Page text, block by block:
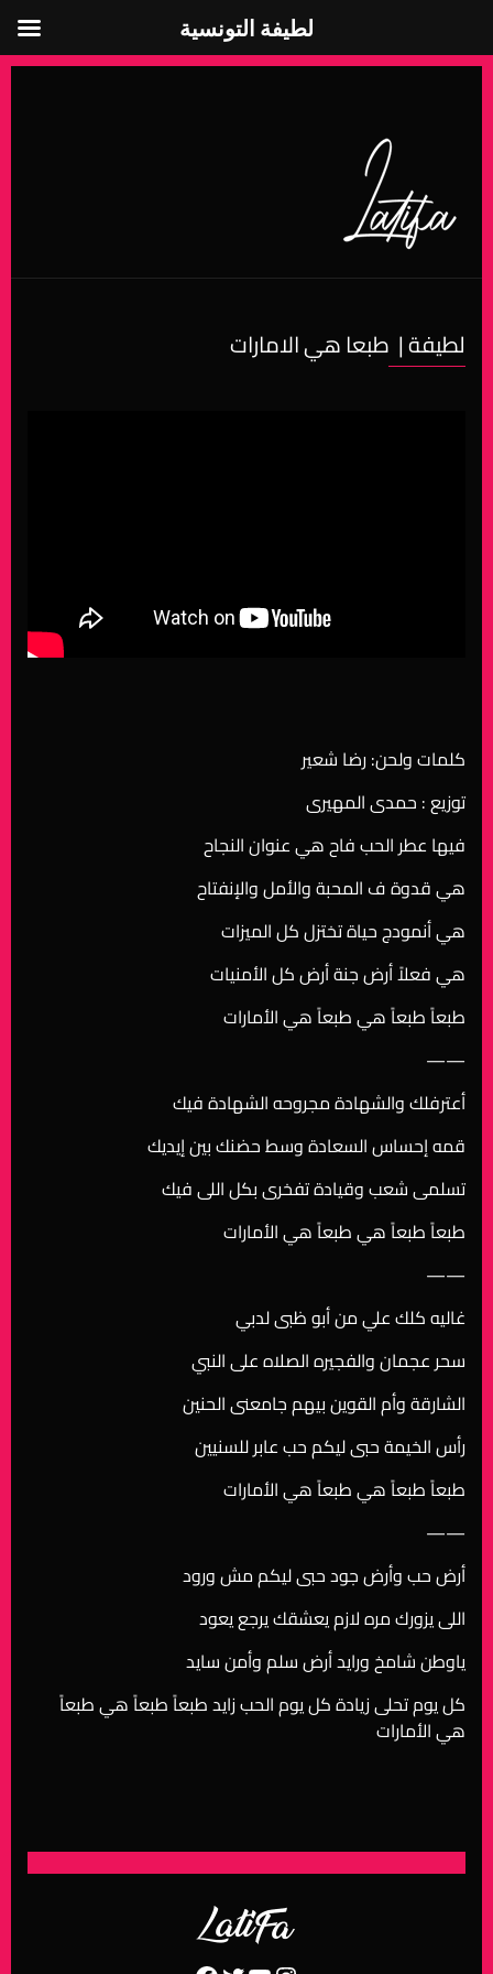
لطيفة التونسية
لطيفة | طبعا هي الامارات
كلمات ولحن: رضا شعير
​توزيع : حمدى المهيرى
فيها عطر الحب فاح هي عنوان النجاح
هي قدوة ف المحبة والأمل والإنفتاح
هي أنمودج حياة تختزل كل الميزات
هي فعلاً أرض جنة أرض كل الأمنيات
طبعاً طبعاً هي طبعاً هي الأمارات
——
أعترفلك والشهادة مجروحه الشهادة فيك
قمه إحساس السعادة وسط حضنك بين إيديك
تسلمى شعب وقيادة تفخرى بكل اللى فيك
طبعاً طبعاً هي طبعاً هي الأمارات
——
غاليه كلك علي من أبو ظبى لدبي
سحر عجمان والفجيره الصلاه على النبي
الشارقة وأم القوين بيهم جامعنى الحنين
رأس الخيمة حبى ليكم حب عابر للسنيين
طبعاً طبعاً هي طبعاً هي الأمارات
——
أرض حب وأرض جود حبى ليكم مش ورود
اللى يزورك مره لازم يعشقك يرجع يعود
ياوطن شامخ ورايد أرض سلم وأمن سايد
كل يوم تحلى زيادة كل يوم الحب زايد طبعاً طبعاً هي طبعاً
هي الأمارات
لطيفة التونسية